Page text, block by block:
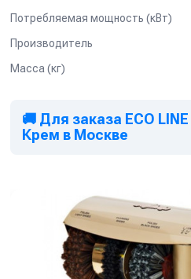
Потребляемая мощность (кВт)
Производитель
Масса (кг)
🚚 Для заказа ECO
Крем в Москве